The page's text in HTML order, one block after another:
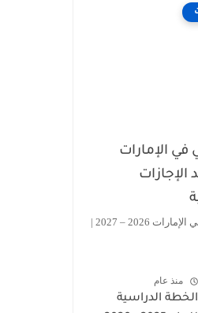
في الإمارات
الإجازات
جدول العطلات والامتحانات في الإمارات 2026 – 2027 |
منذ عام
الخطة الدراسية